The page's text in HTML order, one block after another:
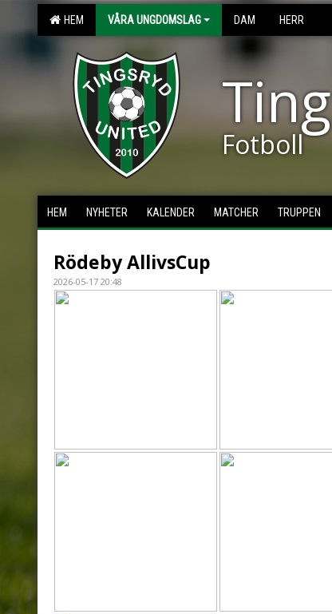
HEM VÅRA UNGDOMSLAG DAM HERR
Fotboll
HEM NYHETER KALENDER MATCHER TRUPPEN
Rödeby AllivsCup
2026-05-17 20:48